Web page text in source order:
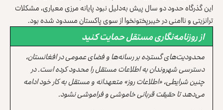
این گذرگاه حدود دو سال پیش به‌دلیل نبود پایانه مرزی معیاری، مشکلات
ترانزیتی و ناامنی در خیبرپختونخوا از سوی پاکستان مسدود شده بود.
از روزنامه‌نگاری مستقل حمایت کنید
محدودیت‌های گسترده بر رسانه‌ها و فضای عمومی در افغانستان،
دسترسی شهروندان به اطلاعات مستقل را محدود کرده است. در
چنین شرایطی، «اطلاعات روز» متعهدانه و مستقل به کار خود ادامه
می‌دهد تا حقیقت قربانی خاموشی و فراموشی نشود.